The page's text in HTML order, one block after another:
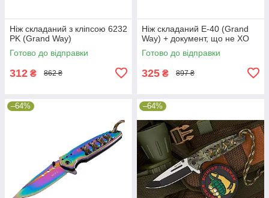
Ніж складаний з кліпсою 6232
PK (Grand Way)
Готово до відправки
312 ₴ 862 ₴
Ніж складаний E-40 (Grand
Way) + документ, що не ХО
Готово до відправки
325 ₴ 897 ₴
–64% –64%